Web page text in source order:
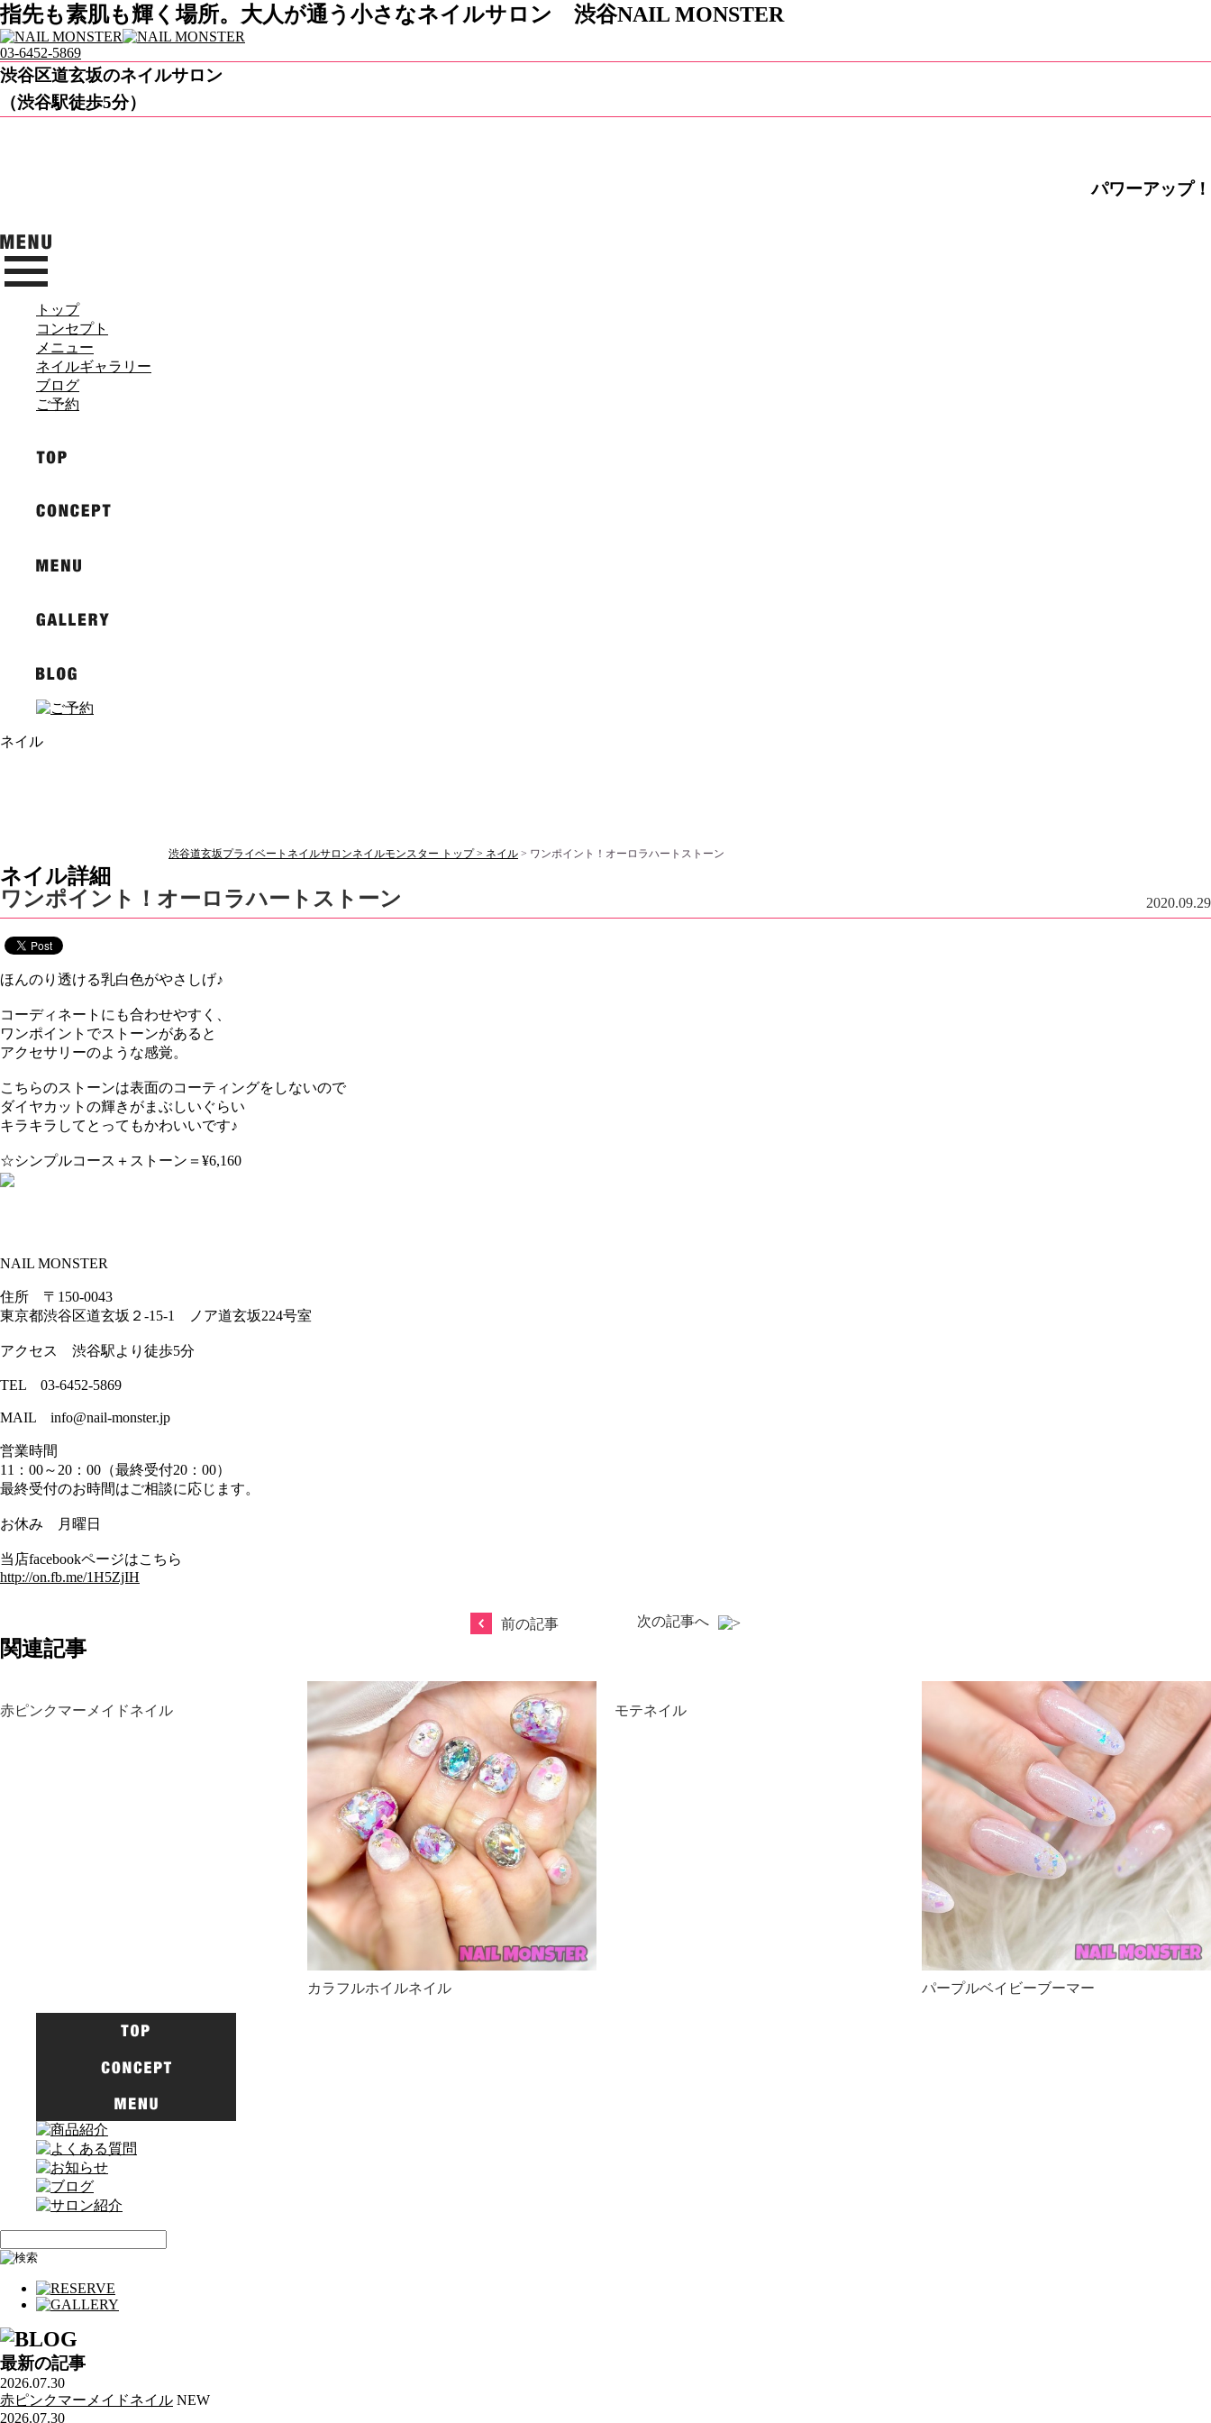
指先も素肌も輝く場所。大人が通う小さなネイルサロン 渋谷NAIL MONSTER
03-6452-5869
渋谷区道玄坂のネイルサロン
（渋谷駅徒歩5分）
パワーアップ！
トップ
コンセプト
メニュー
ネイルギャラリー
ブログ
ご予約
ネイル
渋谷道玄坂プライベートネイルサロンネイルモンスター トップ > ネイル > ワンポイント！オーロラハートストーン
ネイル詳細
2020.09.29
ワンポイント！オーロラハートストーン
ほんのり透ける乳白色がやさしげ♪
コーディネートにも合わせやすく、
ワンポイントでストーンがあると
アクセサリーのような感覚。
こちらのストーンは表面のコーティングをしないので
ダイヤカットの輝きがまぶしいぐらい
キラキラしてとってもかわいいです♪
☆シンプルコース＋ストーン＝¥6,160
NAIL MONSTER
住所 〒150-0043
東京都渋谷区道玄坂２-15-1 ノア道玄坂224号室
アクセス 渋谷駅より徒歩5分
TEL 03-6452-5869
MAIL info@nail-monster.jp
営業時間
11：00～20：00（最終受付20：00）
最終受付のお時間はご相談に応じます。
お休み 月曜日
当店facebookページはこちら
http://on.fb.me/1H5ZjIH
前の記事 次の記事へ
関連記事
赤ピンクマーメイドネイル
カラフルホイルネイル
モテネイル
パープルベイビーブーマー
最新の記事
2026.07.30
赤ピンクマーメイドネイル NEW
2026.07.30